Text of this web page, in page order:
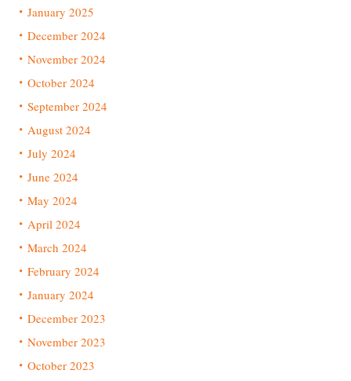
January 2025
December 2024
November 2024
October 2024
September 2024
August 2024
July 2024
June 2024
May 2024
April 2024
March 2024
February 2024
January 2024
December 2023
November 2023
October 2023